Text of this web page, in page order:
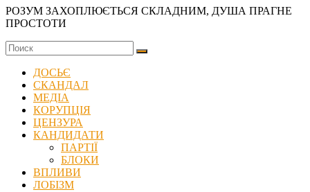
РОЗУМ ЗАХОПЛЮЄТЬСЯ СКЛАДНИМ, ДУША ПРАГНЕ
ПРОСТОТИ
ДОСЬЄ
СКАНДАЛ
МЕДІА
КОРУПЦІЯ
ЦЕНЗУРА
КАНДИДАТИ
ПАРТІЇ
БЛОКИ
ВПЛИВИ
ЛОБІЗМ